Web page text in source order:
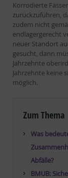
Korrodierte
zurückzuführen,
zudem nicht
endlagergerecht
neuer Standort
gesucht, dann
Jahrzehnte
Jahrzehnte keine
möglich.
Zum Thema
Was
Abfälle?
BMUB: